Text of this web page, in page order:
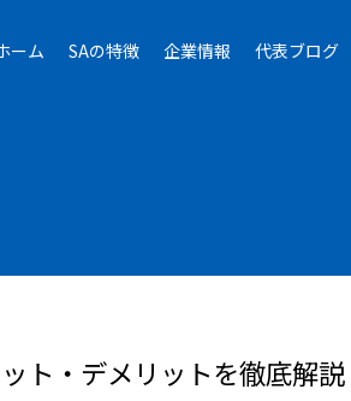
ーム SAの特徴 企業情報 代表ブログ
ト・デメリットを徹底解説